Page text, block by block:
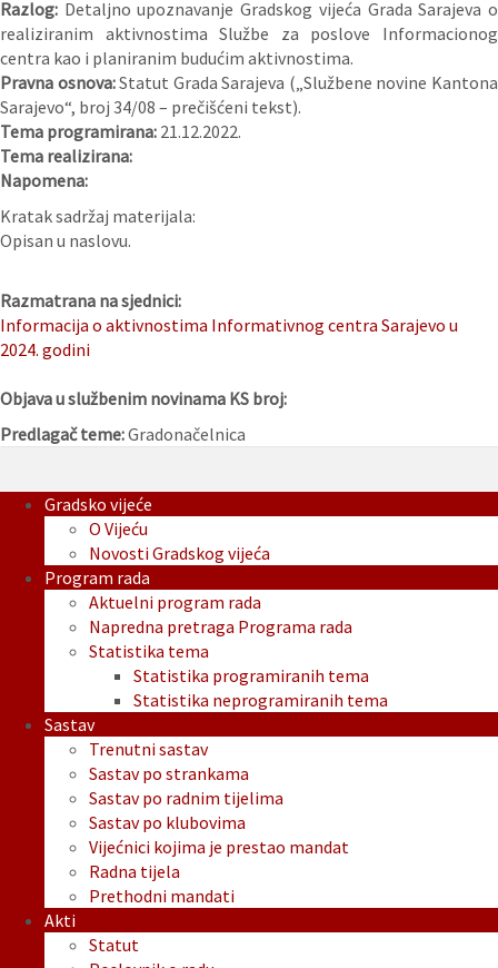
Razlog: Detaljno upoznavanje Gradskog vijeća Grada Sarajeva o
realiziranim aktivnostima Službe za poslove Informacionog
centra kao i planiranim budućim aktivnostima.
Pravna osnova:Statut Grada Sarajeva („Službene novine Kantona
Sarajevo“, broj 34/08 – prečišćeni tekst).
Tema programirana: 21.12.2022.
Tema realizirana:
Napomena:
Kratak sadržaj materijala:
Opisan u naslovu.
Razmatrana na sjednici:
Informacija o aktivnostima Informativnog centra Sarajevo u
2024. godini
Objava u službenim novinama KS broj:
Predlagač teme:Gradonačelnica
Gradsko vijeće
O Vijeću
Novosti Gradskog vijeća
Program rada
Aktuelni program rada
Napredna pretraga Programa rada
Statistika tema
Statistika programiranih tema
Statistika neprogramiranih tema
Sastav
Trenutni sastav
Sastav po strankama
Sastav po radnim tijelima
Sastav po klubovima
Vijećnici kojima je prestao mandat
Radna tijela
Prethodni mandati
Akti
Statut